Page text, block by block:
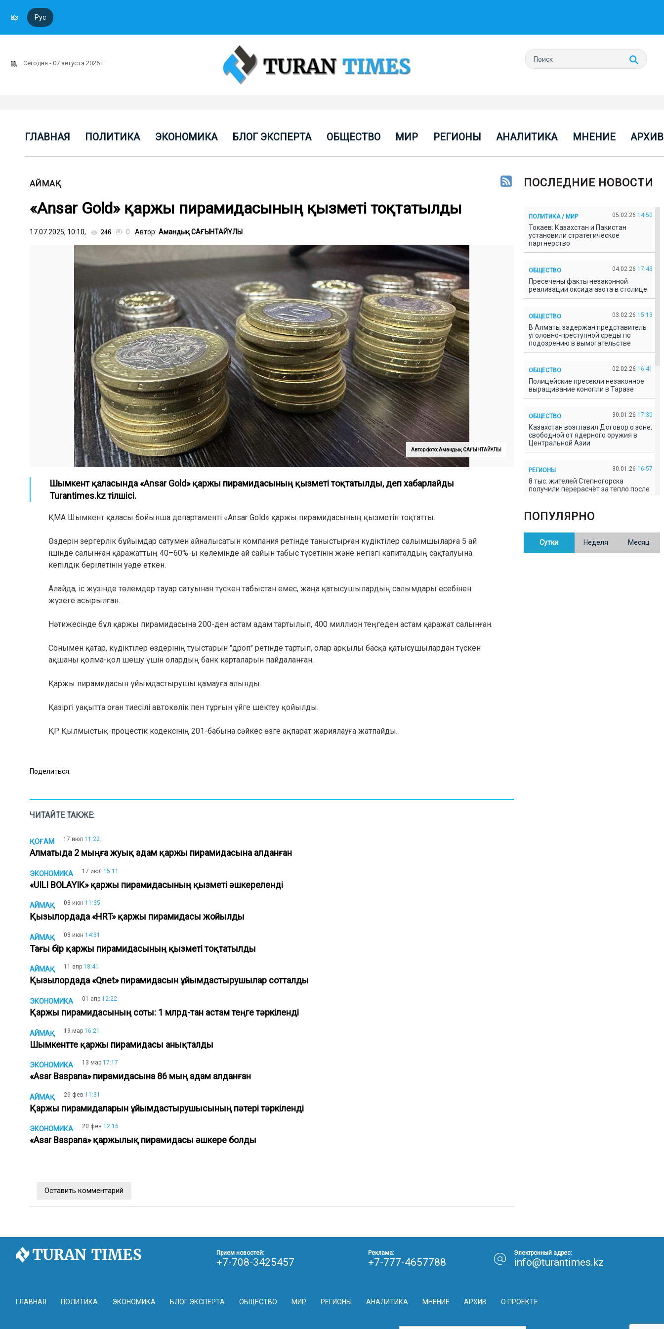
Қаз Рус
Сегодня - 07 августа 2026 г
ГЛАВНАЯ ПОЛИТИКА ЭКОНОМИКА БЛОГ ЭКСПЕРТА ОБЩЕСТВО МИР РЕГИОНЫ АНАЛИТИКА МНЕНИЕ АРХИВ
АЙМАҚ
«Ansar Gold» қаржы пирамидасының қызметі тоқтатылды
17.07.2025, 10:10, 246 0 Автор: Амандық САҒЫНТАЙҰЛЫ
Автор фото: Амандық САҒЫНТАЙҰЛЫ
Шымкент қаласында «Ansar Gold» қаржы пирамидасының қызметі тоқтатылды, деп хабарлайды
Turantimes.kz тілшісі.
ҚМА Шымкент қаласы бойынша департаменті «Ansar Gold» қаржы пирамидасының қызметін тоқтатты.
Өздерін зергерлік бұйымдар сатумен айналысатын компания ретінде таныстырған күдіктілер салымшыларға 5 ай
ішінде салынған қаражаттың 40–60%-ы көлемінде ай сайын табыс түсетінін және негізгі капиталдың сақталуына
кепілдік берілетінін уәде еткен.
Алайда, іс жүзінде төлемдер тауар сатуынан түскен табыстан емес, жаңа қатысушылардың салымдары есебінен
жүзеге асырылған.
Нәтижесінде бұл қаржы пирамидасына 200-ден астам адам тартылып, 400 миллион теңгеден астам қаражат салынған.
Сонымен қатар, күдіктілер өздерінің туыстарын "дроп" ретінде тартып, олар арқылы басқа қатысушылардан түскен
ақшаны қолма-қол шешу үшін олардың банк карталарын пайдаланған.
Қаржы пирамидасын ұйымдастырушы қамауға алынды.
Қазіргі уақытта оған тиесілі автокөлік пен тұрғын үйге шектеу қойылды.
ҚР Қылмыстық-процестік кодексінің 201-бабына сәйкес өзге ақпарат жариялауға жатпайды.
Поделиться:
ЧИТАЙТЕ ТАКЖЕ:
ҚОҒАМ 17 июл 11:22
Алматыда 2 мыңға жуық адам қаржы пирамидасына алданған
ЭКОНОМИКА 17 июл 15:11
«UILI BOLAYIK» қаржы пирамидасының қызметі әшкереленді
АЙМАҚ 03 июн 11:35
Қызылордада «HRT» қаржы пирамидасы жойылды
АЙМАҚ 03 июн 14:31
Тағы бір қаржы пирамидасының қызметі тоқтатылды
АЙМАҚ 11 апр 18:41
Қызылордада «Qnet» пирамидасын ұйымдастырушылар сотталды
ЭКОНОМИКА 01 апр 12:22
Қаржы пирамидасының соты: 1 млрд-тан астам теңге тәркіленді
АЙМАҚ 19 мар 16:21
Шымкентте қаржы пирамидасы анықталды
ЭКОНОМИКА 13 мар 17:17
«Asar Baspana» пирамидасына 86 мың адам алданған
АЙМАҚ 26 фев 11:31
Қаржы пирамидаларын ұйымдастырушысының пәтері тәркіленді
ЭКОНОМИКА 20 фев 12:16
«Asar Baspana» қаржылық пирамидасы әшкере болды
Оставить комментарий
ПОСЛЕДНИЕ НОВОСТИ
ПОЛИТИКА / МИР 05.02.26 14:50
Токаев: Казахстан и Пакистан
установили стратегическое
партнерство
ОБЩЕСТВО 04.02.26 17:43
Пресечены факты незаконной
реализации оксида азота в столице
ОБЩЕСТВО 03.02.26 15:13
В Алматы задержан представитель
уголовно-преступной среды по
подозрению в вымогательстве
ОБЩЕСТВО 02.02.26 16:41
Полицейские пресекли незаконное
выращивание конопли в Таразе
ОБЩЕСТВО 30.01.26 17:30
Казахстан возглавил Договор о зоне,
свободной от ядерного оружия в
Центральной Азии
РЕГИОНЫ 30.01.26 16:57
8 тыс. жителей Степногорска
получили перерасчёт за тепло после
В Казахстане готовят новую
редакцию Конституции: меняется
ПОПУЛЯРНО
Сутки Неделя Месяц
ГЛАВНАЯ ПОЛИТИКА ЭКОНОМИКА БЛОГ ЭКСПЕРТА ОБЩЕСТВО МИР РЕГИОНЫ АНАЛИТИКА МНЕНИЕ АРХИВ О ПРОЕКТЕ
Прием новостей:
+7-708-3425457
Реклама:
+7-777-4657788
Электронный адрес:
info@turantimes.kz